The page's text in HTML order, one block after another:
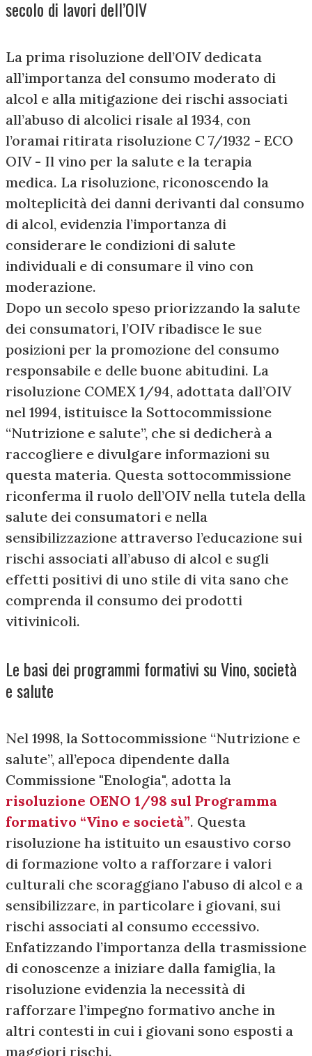
secolo di lavori dell’OIV
La prima risoluzione dell’OIV dedicata
all’importanza del consumo moderato di
alcol e alla mitigazione dei rischi associati
all’abuso di alcolici risale al 1934, con
l’oramai ritirata risoluzione C 7/1932 - ECO
OIV - Il vino per la salute e la terapia
medica. La risoluzione, riconoscendo la
molteplicità dei danni derivanti dal consumo
di alcol, evidenzia l’importanza di
considerare le condizioni di salute
individuali e di consumare il vino con
moderazione.
Dopo un secolo speso priorizzando la salute
dei consumatori, l’OIV ribadisce le sue
posizioni per la promozione del consumo
responsabile e delle buone abitudini. La
risoluzione COMEX 1/94, adottata dall’OIV
nel 1994, istituisce la Sottocommissione
“Nutrizione e salute”, che si dedicherà a
raccogliere e divulgare informazioni su
questa materia. Questa sottocommissione
riconferma il ruolo dell’OIV nella tutela della
salute dei consumatori e nella
sensibilizzazione attraverso l’educazione sui
rischi associati all’abuso di alcol e sugli
effetti positivi di uno stile di vita sano che
comprenda il consumo dei prodotti
vitivinicoli.
Le basi dei programmi formativi su Vino, società
e salute
Nel 1998, la Sottocommissione “Nutrizione e
salute”, all’epoca dipendente dalla
Commissione "Enologia", adotta la
risoluzione OENO 1/98 sul Programma
formativo “Vino e società”. Questa
risoluzione ha istituito un esaustivo corso
di formazione volto a rafforzare i valori
culturali che scoraggiano l'abuso di alcol e a
sensibilizzare, in particolare i giovani, sui
rischi associati al consumo eccessivo.
Enfatizzando l’importanza della trasmissione
di conoscenze a iniziare dalla famiglia, la
risoluzione evidenzia la necessità di
rafforzare l’impegno formativo anche in
altri contesti in cui i giovani sono esposti a
maggiori rischi.